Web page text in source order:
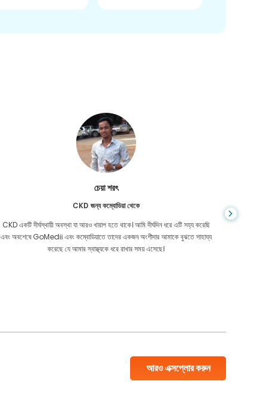
চেয়া শরৎ
CKD জন্য কম্বোডিয়া থেকে
CKD একটি দীর্ঘস্থায়ী অবস্থা যা আরও খারাপ হতে থাকে। আমি দীর্ঘদিন ধরে এটি সহ্য করেছি
এবং অবশেষে GoMedii এবং কম্বোডিয়াতে তাদের একজন অংশীদার আমাকে বুঝতে সাহায্য
করেছে যে আমার স্বাস্থ্যকে ধরে রাখার সময় এসেছে।
আরও এক্সপ্লোর করুন